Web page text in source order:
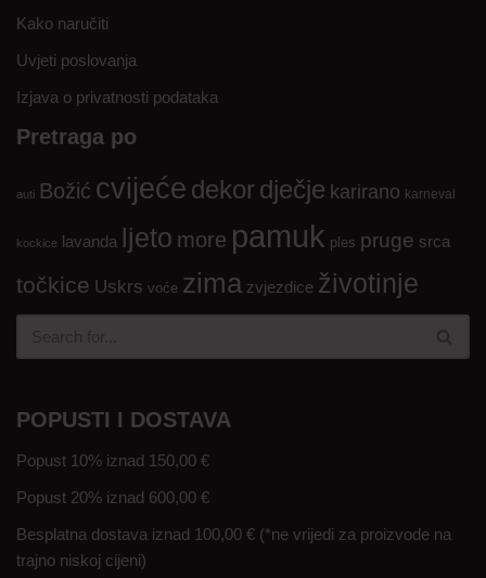
Kako naručiti
Uvjeti poslovanja
Izjava o privatnosti podataka
Pretraga po
auti Božić cvijeće dekordječje karirano karneval
kockice lavanda ljeto more pamuk ples pruge srca
točkice Uskrs voće zima zvjezdice životinje
POPUSTI I DOSTAVA
Popust 10% iznad 150,00 €
Popust 20% iznad 600,00 €
Besplatna dostava iznad 100,00 € (*ne vrijedi za proizvode na
trajno niskoj cijeni)